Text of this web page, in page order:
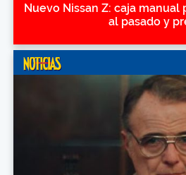
Nuevo Nissan Z: caja manual
al pasado y